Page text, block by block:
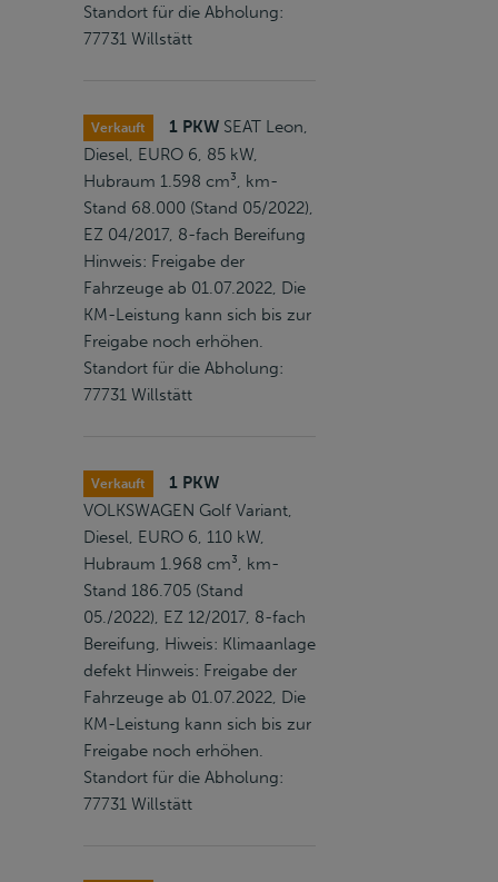
Standort für die Abholung:
77731 Willstätt
Verkauft 1 PKW SEAT Leon,
Diesel, EURO 6, 85 kW,
Hubraum 1.598 cm³, km-
Stand 68.000 (Stand 05/2022),
EZ 04/2017, 8-fach Bereifung
Hinweis: Freigabe der
Fahrzeuge ab 01.07.2022, Die
KM-Leistung kann sich bis zur
Freigabe noch erhöhen.
Standort für die Abholung:
77731 Willstätt
Verkauft
1 PKW
VOLKSWAGEN Golf Variant,
Diesel, EURO 6, 110 kW,
Hubraum 1.968 cm³, km-
Stand 186.705 (Stand
05./2022), EZ 12/2017, 8-fach
Bereifung, Hiweis: Klimaanlage
defekt Hinweis: Freigabe der
Fahrzeuge ab 01.07.2022, Die
KM-Leistung kann sich bis zur
Freigabe noch erhöhen.
Standort für die Abholung:
77731 Willstätt